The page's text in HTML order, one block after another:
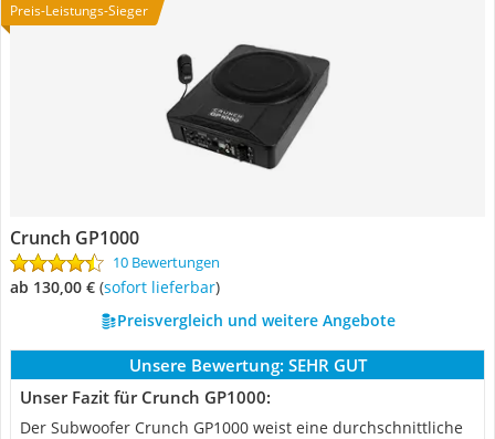
Preis-Leistungs-Sieger
Crunch GP1000
10 Bewertungen
ab 130,00 € ( Sofort lieferbar)
Preisvergleich und weitere Angebote
Unsere Bewertung: SEHR GUT
Unser Fazit für Crunch GP1000:
Der Subwoofer Crunch GP1000 weist eine durchschnittliche